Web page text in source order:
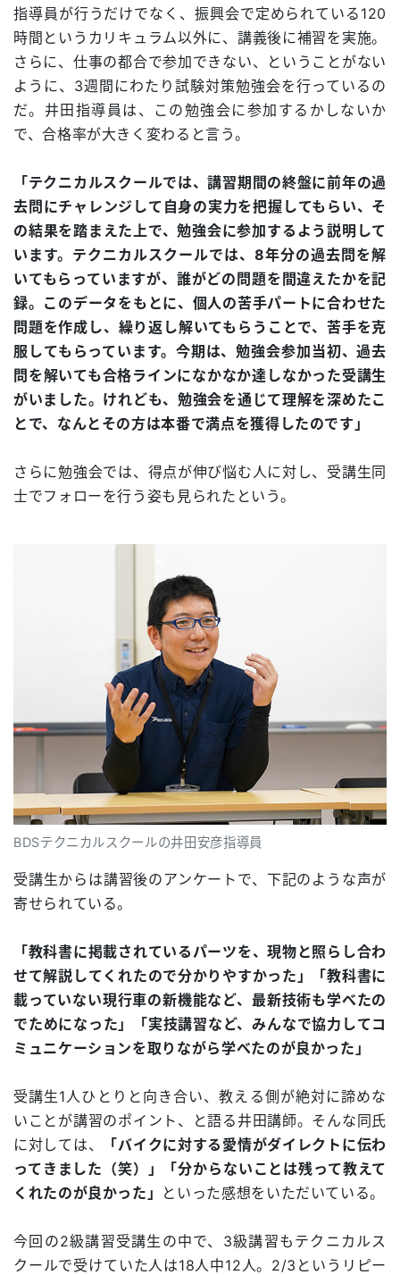
指導員が行うだけでなく、振興会で定められている120
時間というカリキュラム以外に、講義後に補習を実施。
さらに、仕事の都合で参加できない、ということがない
ように、3週間にわたり試験対策勉強会を行っているの
だ。井田指導員は、この勉強会に参加するかしないか
で、合格率が大きく変わると言う。
「テクニカルスクールでは、講習期間の終盤に前年の過
去問にチャレンジして自身の実力を把握してもらい、そ
の結果を踏まえた上で、勉強会に参加するよう説明して
います。テクニカルスクールでは、8年分の過去問を解
いてもらっていますが、誰がどの問題を間違えたかを記
録。このデータをもとに、個人の苦手パートに合わせた
問題を作成し、繰り返し解いてもらうことで、苦手を克
服してもらっています。今期は、勉強会参加当初、過去
問を解いても合格ラインになかなか達しなかった受講生
がいました。けれども、勉強会を通じて理解を深めたこ
とで、なんとその方は本番で満点を獲得したのです」
さらに勉強会では、得点が伸び悩む人に対し、受講生同
士でフォローを行う姿も見られたという。
BDSテクニカルスクールの井田安彦指導員
受講生からは講習後のアンケートで、下記のような声が
寄せられている。
「教科書に掲載されているパーツを、現物と照らし合わ
せて解説してくれたので分かりやすかった」「教科書に
載っていない現行車の新機能など、最新技術も学べたの
でためになった」「実技講習など、みんなで協力してコ
ミュニケーションを取りながら学べたのが良かった」
受講生1人ひとりと向き合い、教える側が絶対に諦めな
いことが講習のポイント、と語る井田講師。そんな同氏
に対しては、
「バイクに対する愛情がダイレクトに伝わ
ってきました（笑）」「分からないことは残って教えて
くれたのが良かった」
といった感想をいただいている。
今回の2級講習受講生の中で、3級講習もテクニカルス
クールで受けていた人は18人中12人。2/3というリピー